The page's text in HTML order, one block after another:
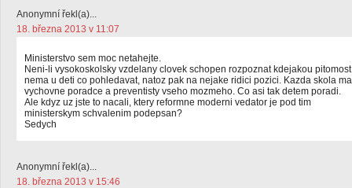
Anonymní řekl(a)...
18. března 2013 v 11:07
Ministerstvo sem moc netahejte.
Neni-li vysokoskolsky vzdelany clovek schopen rozpoznat kdejakou
nema u deti co pohledavat, natoz pak na nejake ridici pozici. Kazda skola ma
vychovne poradce a preventisty vseho mozmeho. Co asi tak detem poradi.
Ale kdyz uz jste to nacali, ktery reformne moderni vedator je pod tim
ministerskym schvalenim podepsan?
Sedych
Anonymní řekl(a)...
18. března 2013 v 15:46